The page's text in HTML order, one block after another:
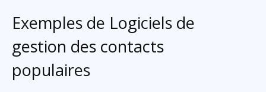
Exemples de Logiciels de
gestion des contacts
populaires